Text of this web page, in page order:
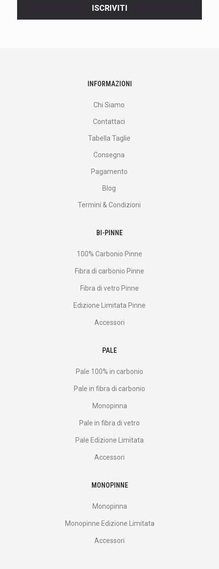
ISCRIVITI
INFORMAZIONI
Chi Siamo
Contattaci
Tabella Taglie
Consegna
Pagamento
Blog
Termini & Condizioni
BI-PINNE
100% Carbonio Pinne
Fibra di carbonio Pinne
Fibra di vetro Pinne
Edizione Limitata Pinne
Accessori
PALE
Pale 100% in carbonio
Pale in fibra di carbonio
Monopinna
Pale in fibra di vetro
Pale Edizione Limitata
Accessori
MONOPINNE
Monopinna
Monopinne Edizione Limitata
Accessori